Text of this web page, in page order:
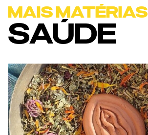
MAIS MATÉRIAS
SAÚDE